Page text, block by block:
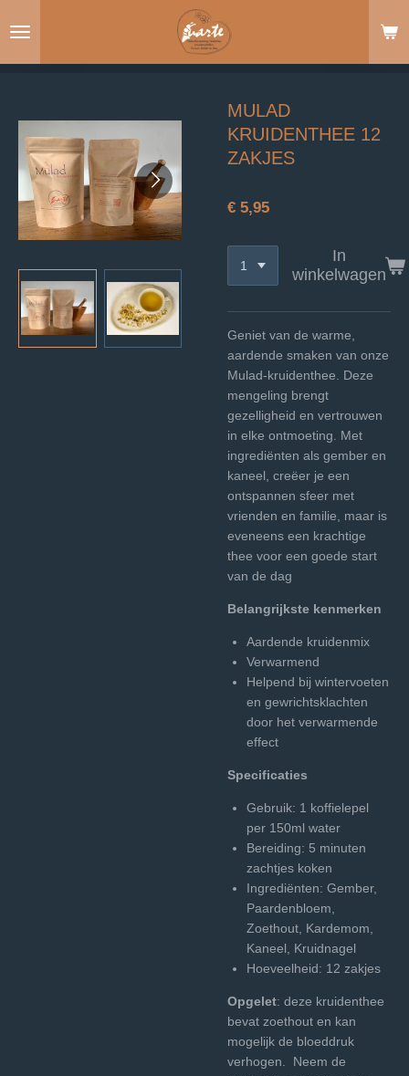
direct
MULAD
KRUIDENTHEE 12
ZAKJES
€ 5,95
In
winkelwagen
Geniet van de warme,
aardende smaken van onze
Mulad-kruidenthee. Deze
mengeling brengt
gezelligheid en vertrouwen
in elke ontmoeting. Met
ingrediënten als gember en
kaneel, creëer je een
ontspannen sfeer met
vrienden en familie, maar is
eveneens een krachtige
thee voor een goede start
van de dag
Belangrijkste kenmerken
Aardende kruidenmix
Verwarmend
Helpend bij wintervoeten
en gewrichtsklachten
door het verwarmende
effect
Specificaties
Gebruik: 1 koffielepel
per 150ml water
Bereiding: 5 minuten
zachtjes koken
Ingrediënten: Gember,
Paardenbloem,
Zoethout, Kardemom,
Kaneel, Kruidnagel
Hoeveelheid: 12 zakjes
Opgelet: deze kruidenthee
bevat zoethout en kan
mogelijk de bloeddruk
verhogen. Neem de